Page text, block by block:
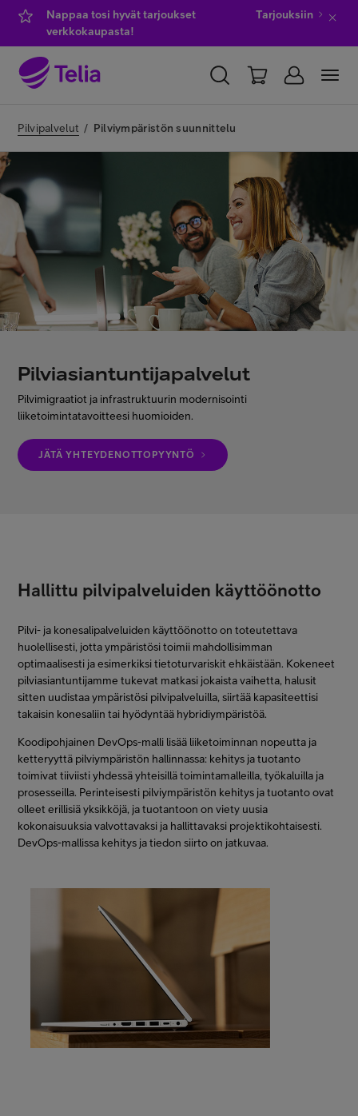
Nappaa tosi hyvät tarjoukset
verkkokaupasta!
Tarjouksiin
Kauppa
IT-palvelut
Asiakastuki
Minun Telia Yrityksille
Pilvipalvelut / Pilviympäristön suunnittelu
Pilviasiantuntijapalvelut
Pilvimigraatiot ja infrastruktuurin modernisointi
liiketoimintatavoitteesi huomioiden.
JÄTÄ YHTEYDENOTTOPYYNTÖ
Hallittu pilvipalveluiden käyttöönotto
Pilvi- ja konesalipalveluiden käyttöönotto on toteutettava
huolellisesti, jotta ympäristösi toimii mahdollisimman
optimaalisesti ja esimerkiksi tietoturvariskit ehkäistään. Kokeneet
pilviasiantuntijamme tukevat matkasi jokaista vaihetta, halusit
sitten uudistaa ympäristösi pilvipalveluilla, siirtää kapasiteettisi
takaisin konesaliin tai hyödyntää hybridiympäristöä.
Koodipohjainen DevOps-malli lisää liiketoiminnan nopeutta ja
ketteryyttä pilviympäristön hallinnassa: kehitys ja tuotanto
toimivat tiiviisti yhdessä yhteisillä toimintamalleilla, työkaluilla ja
prosesseilla. Perinteisesti pilviympäristön kehitys ja tuotanto ovat
olleet erillisiä yksikköjä, ja tuotantoon on viety uusia
kokonaisuuksia valvottavaksi ja hallittavaksi projektikohtaisesti.
DevOps-mallissa kehitys ja tiedon siirto on jatkuvaa.